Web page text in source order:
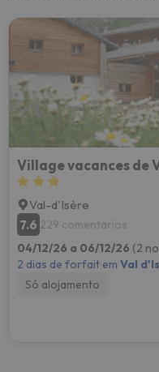
Village vacances de
Val-d'Isère
7.6 229 comentários
04/12/26 a 06/12/26 (2
2 dias de forfait em Val
Só alojamento